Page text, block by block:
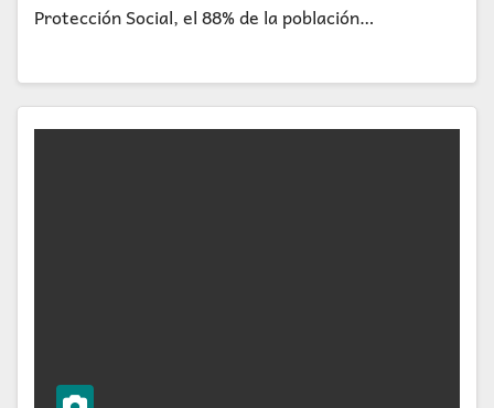
Protección Social, el 88% de la población…